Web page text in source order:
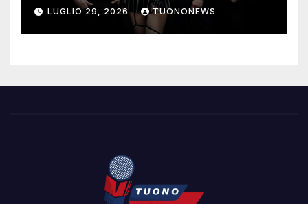
LUGLIO 29, 2026 TUONONEWS